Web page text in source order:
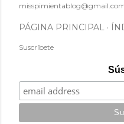
PÁGINA PRINCIPAL
Suscríbete